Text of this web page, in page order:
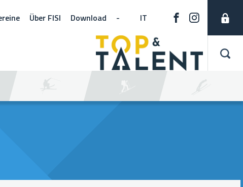
Über FISI Download - IT